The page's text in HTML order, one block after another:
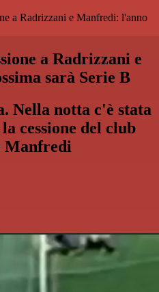
a Radrizzani e Manfredi: l'anno
a Radrizzani e
sarà Serie B
Nella notta c'è stata
cessione del club
Manfredi